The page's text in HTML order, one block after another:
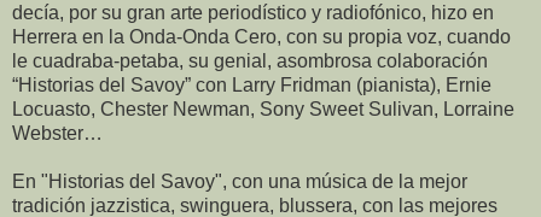
decía, por su gran arte periodístico y radiofónico, hizo en
Herrera en la Onda-Onda Cero, con su propia voz, cuando
le cuadraba-petaba, su genial, asombrosa colaboración
“Historias del Savoy” con Larry Fridman (pianista), Ernie
Locuasto, Chester Newman, Sony Sweet Sulivan, Lorraine
Webster…
En "Historias del Savoy", con una música de la mejor
tradición jazzistica, swinguera, blussera, con las mejores